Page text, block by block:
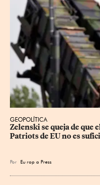
GEOPOLÍTICA
Zelenski se queja de que
Patriots de EU no es
Por Eu rop a Press